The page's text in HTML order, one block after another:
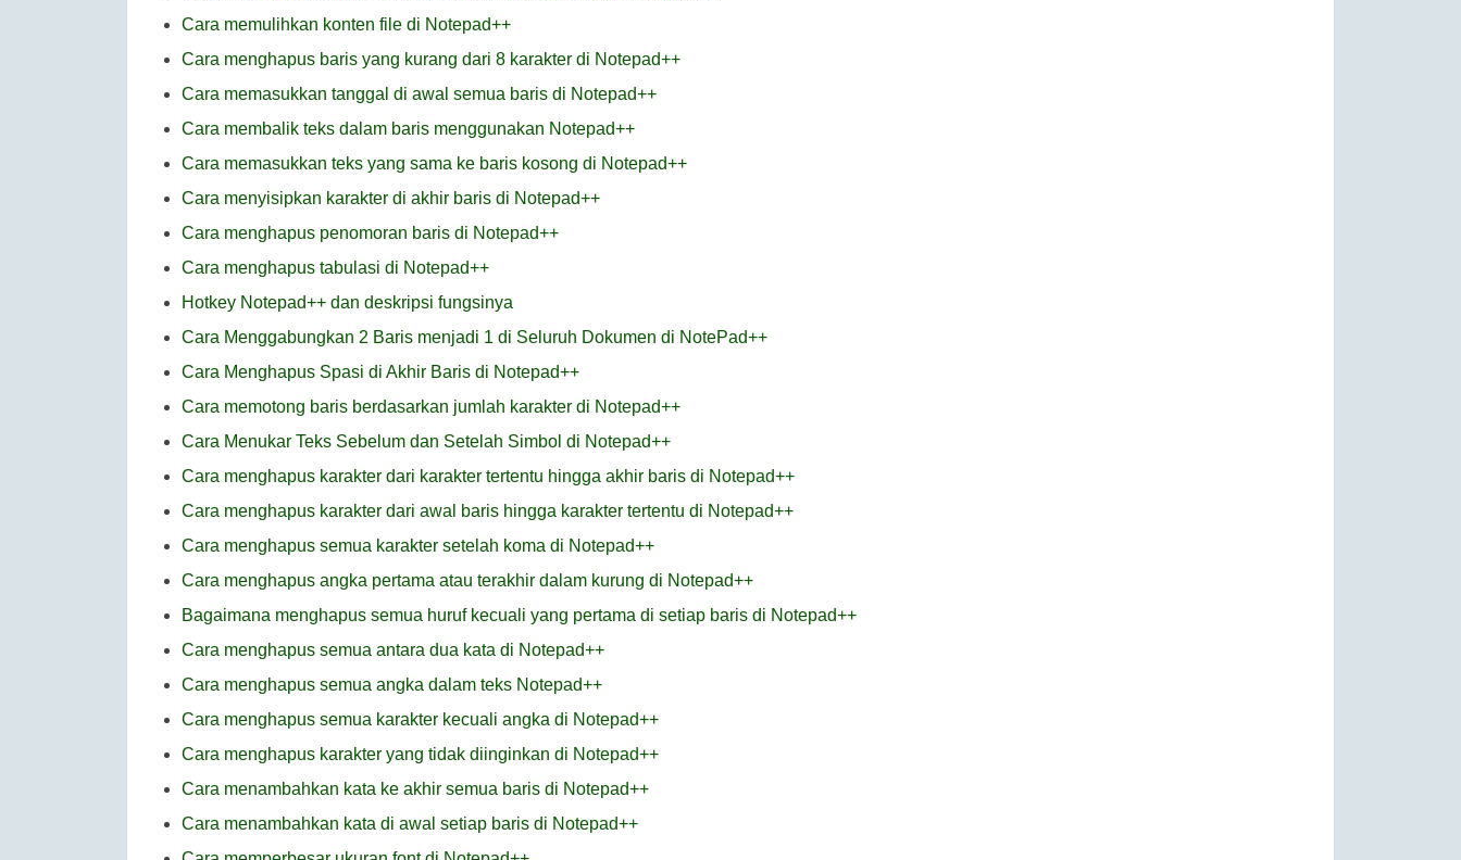
Cara memulihkan konten file di Notepad++
Cara menghapus baris yang kurang dari 8 karakter di Notepad++
Cara memasukkan tanggal di awal semua baris di Notepad++
Cara membalik teks dalam baris menggunakan Notepad++
Cara memasukkan teks yang sama ke baris kosong di Notepad++
Cara menyisipkan karakter di akhir baris di Notepad++
Cara menghapus penomoran baris di Notepad++
Cara menghapus tabulasi di Notepad++
Hotkey Notepad++ dan deskripsi fungsinya
Cara Menggabungkan 2 Baris menjadi 1 di Seluruh Dokumen di NotePad++
Cara Menghapus Spasi di Akhir Baris di Notepad++
Cara memotong baris berdasarkan jumlah karakter di Notepad++
Cara Menukar Teks Sebelum dan Setelah Simbol di Notepad++
Cara menghapus karakter dari karakter tertentu hingga akhir baris di Notepad++
Cara menghapus karakter dari awal baris hingga karakter tertentu di Notepad++
Cara menghapus semua karakter setelah koma di Notepad++
Cara menghapus angka pertama atau terakhir dalam kurung di Notepad++
Bagaimana menghapus semua huruf kecuali yang pertama di setiap baris di Notepad++
Cara menghapus semua antara dua kata di Notepad++
Cara menghapus semua angka dalam teks Notepad++
Cara menghapus semua karakter kecuali angka di Notepad++
Cara menghapus karakter yang tidak diinginkan di Notepad++
Cara menambahkan kata ke akhir semua baris di Notepad++
Cara menambahkan kata di awal setiap baris di Notepad++